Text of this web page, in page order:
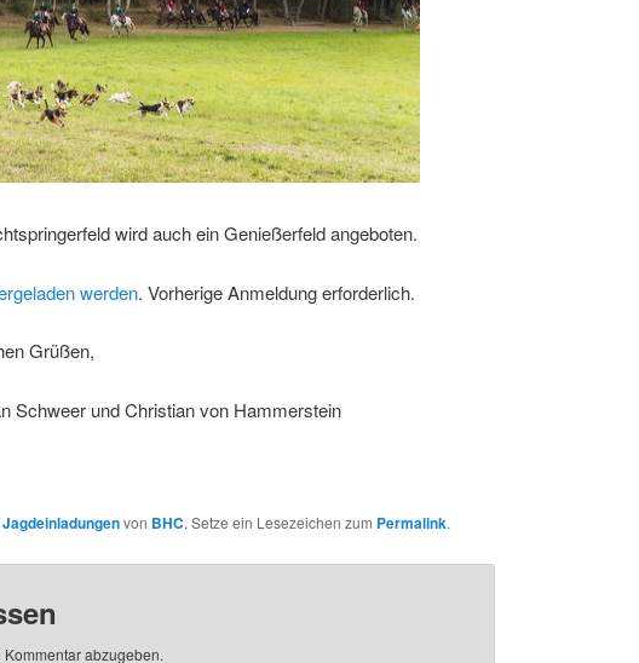
wird auch ein Genießerfeld angeboten.
werden. Vorherige Anmeldung erforderlich.
Grüßen,
Schweer und Christian von Hammerstein
Jagdeinladungenvon BHC. Setze ein Lesezeichen zum Permalink.
abzugeben.